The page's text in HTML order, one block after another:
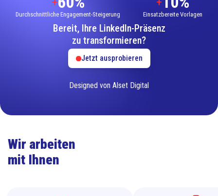
Durchschnittliche Engagement-Steigerung Einsatzbereite Vorlagen
Bereit, Ihre LinkedIn-Präsenz
zu transformieren?
Jetzt ausprobieren
Designed von Alset Digital
Wir arbeiten
mit Ihnen